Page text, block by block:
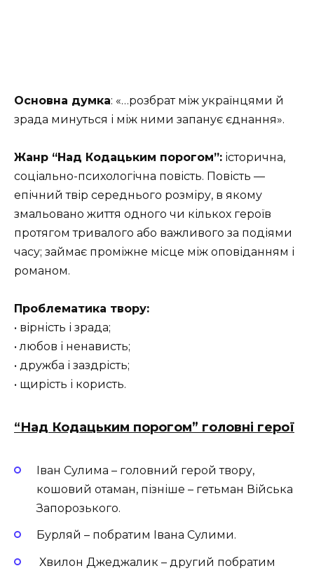
Основна думка: «…розбрат між українцями й
зрада минуться і між ними запанує єднання».
Жанр “Над Кодацьким порогом”: історична,
соціально-психологічна повість. Повість —
епічний твір середнього розміру, в якому
змальовано життя одного чи кількох героїв
протягом тривалого або важливого за подіями
часу; займає проміжне місце між оповіданням і
романом.
Проблематика твору:
• вірність і зрада;
• любов і ненависть;
• дружба і заздрість;
• щирість і користь.
“Над Кодацьким порогом” головні герої
Іван Сулима – головний герой твору,
кошовий отаман, пізніше – гетьман Війська
Запорозького.
Бурляй – побратим Івана Сулими.
Хвилон Джеджалик – другий побратим